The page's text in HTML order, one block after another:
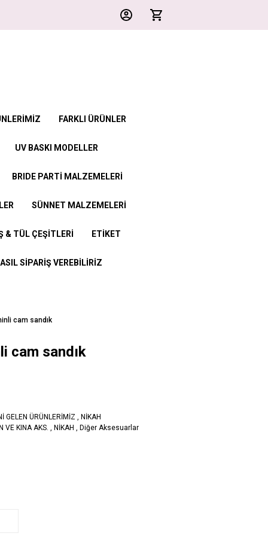
FARKLI ÜRÜNLER
UV BASKI MODELLER
BRIDE PARTİ MALZEMELERİ
SÜNNET MALZEMELERİ
& TÜL ÇEŞİTLERİ ETİKET
SİPARİŞ VEREBİLİRİZ
cam sandık
cam sandık
GELEN ÜRÜNLERİMİZ , NİKAH
VE KINA AKS. , NİKAH , Diğer Aksesuarlar